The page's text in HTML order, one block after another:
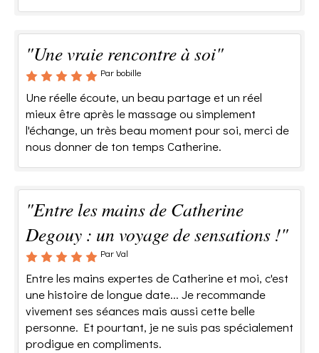
"Une vraie rencontre à soi"
Par bobille
Une réelle écoute, un beau partage et un réel
mieux être après le massage ou simplement
l'échange, un très beau moment pour soi, merci de
nous donner de ton temps Catherine.
"Entre les mains de Catherine
Degouy : un voyage de sensations !"
Par Val
Entre les mains expertes de Catherine et moi, c'est
une histoire de longue date... Je recommande
vivement ses séances mais aussi cette belle
personne. Et pourtant, je ne suis pas spécialement
prodigue en compliments.